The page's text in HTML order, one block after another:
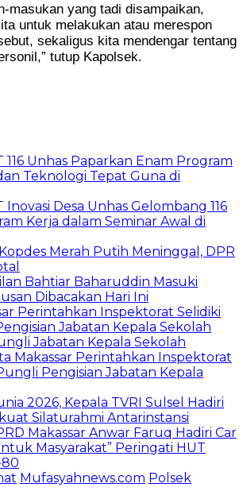
masukan yang tadi disampaikan,
untuk melakukan atau merespon
sekaligus kita mendengar tentang
tutup Kapolsek.
116 Unhas Paparkan Enam Program
Teknologi Tepat Guna di
Inovasi Desa Unhas Gelombang 116
Kerja dalam Seminar Awal di
Merah Putih Meninggal, DPR
Bahtiar Baharuddin Masuki
Dibacakan Hari Ini
Perintahkan Inspektorat Selidiki
Jabatan Kepala Sekolah
Jabatan Kepala Sekolah
Makassar Perintahkan Inspektorat
Pengisian Jabatan Kepala
2026, Kepala TVRI Sulsel Hadiri
Silaturahmi Antarinstansi
Makassar Anwar Faruq Hadiri Car
Masyarakat” Peringati HUT
Mufasyahnews.com Polsek